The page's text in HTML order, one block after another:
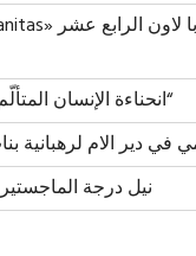
“انحناءة الإنسان
دير الام لرهبانية
نيل درجة الماجستير